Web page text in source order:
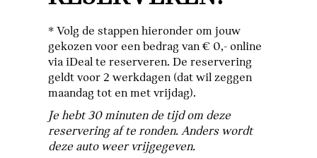
* Volg de stappen hieronder om jouw
gekozen voor een bedrag van € 0,- online
via iDeal te reserveren. De reservering
geldt voor 2 werkdagen (dat wil zeggen
maandag tot en met vrijdag).
Je hebt 30 minuten de tijd om deze
reservering af te ronden. Anders wordt
deze auto weer vrijgegeven.